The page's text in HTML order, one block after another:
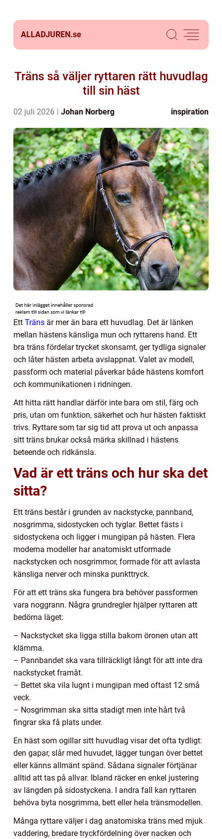
ALLADJUREN.se
Träns så väljer ryttaren rätt huvudlag
till sin häst
02 juli 2026 Johan Norberg inspiration
Ett Träns är mer än bara ett huvudlag. Det är länken
mellan hästens känsliga mun och ryttarens hand. Ett
bra träns fördelar trycket skonsamt, ger tydliga signaler
och låter hästen arbeta avslappnat. Valet av modell,
passform och material påverkar både hästens komfort
och kommunikationen i ridningen.
Att hitta rätt handlar därför inte bara om stil, färg och
pris, utan om funktion, säkerhet och hur hästen faktiskt
trivs. Ryttare som tar sig tid att prova ut och anpassa
sitt träns brukar också märka skillnad i hästens
beteende och ridkänsla.
Vad är ett träns och hur ska det
sitta?
Ett träns består i grunden av nackstycke, pannband,
nosgrimma, sidostycken och tyglar. Bettet fästs i
sidostyckena och ligger i mungipan på hästen. Flera
moderna modeller har anatomiskt utformade
nackstycken och nosgrimmor, formade för att avlasta
känsliga nerver och minska punkttryck.
För att ett träns ska fungera bra behöver passformen
vara noggrann. Några grundregler hjälper ryttaren att
bedöma läget:
– Nackstycket ska ligga stilla bakom öronen utan att
klämma.
– Pannbandet ska vara tillräckligt långt för att inte dra
nackstycket framåt.
– Bettet ska vila lugnt i mungipan med oftast 12 små
veck.
– Nosgrimman ska sitta stadigt men inte hårt två
fingrar ska få plats under.
En häst som ogillar sitt huvudlag visar det ofta tydligt:
den gapar, slår med huvudet, lägger tungan över bettet
eller känns allmänt spänd. Sådana signaler förtjänar
alltid att tas på allvar. Ibland räcker en enkel justering
av längden på sidostyckena. I andra fall kan ryttaren
behöva byta nosgrimma, bett eller hela tränsmodellen.
Många ryttare väljer i dag anatomiska träns med mjuk
vaddering, bredare tryckfördelning över nacken och